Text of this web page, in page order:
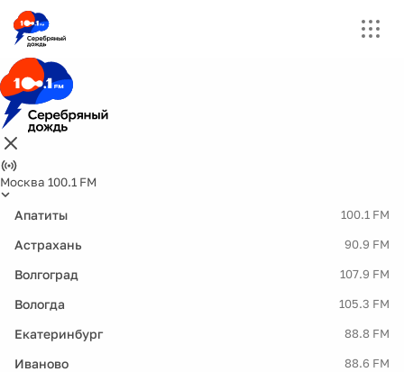
Москва 100.1 FM
Апатиты 100.1 FM
Астрахань 90.9 FM
Волгоград 107.9 FM
Вологда 105.3 FM
Екатеринбург 88.8 FM
Иваново 88.6 FM